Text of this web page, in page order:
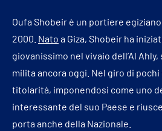
Oufa Shobeir è un portiere
2000. Nato a Giza, Shobeir ha
giovanissimo nel vivaio dell’Al
milita ancora oggi. Nel giro di pochi
titolarità, imponendosi come uno
interessante del suo Paese e
porta anche della Nazionale.